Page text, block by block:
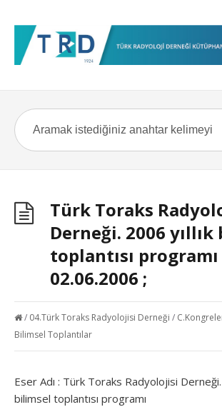
Türk Toraks
Derneği. 2006
toplantısı programı
02.06.2006 ;
/ 04.Türk Toraks Radyolojisi Derneği /
Bilimsel Toplantılar
Eser Adı : Türk Toraks Radyolojisi Derneği.
bilimsel toplantısı programı